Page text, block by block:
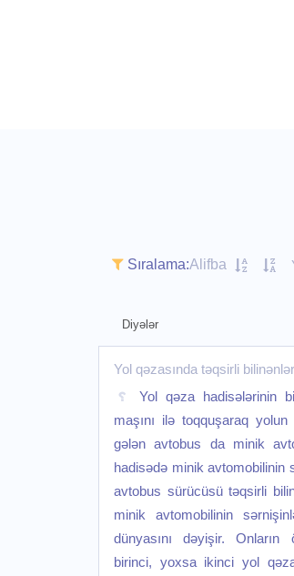
Sıralama:Alifba
Diyələr
Yol qəzasında təqsirli
Yol qəza hadisələrinin
maşını ilə toqquşaraq
gələn avtobus da minik
hadisədə minik avtomobilinin
avtobus sürücüsü təqsirli
minik avtomobilinin
dünyasını dəyişir.
birinci, yoxsa ikinci yol